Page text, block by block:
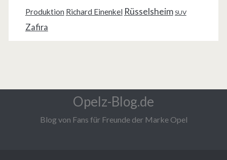
Produktion Richard Einenkel Rüsselsheim SUV
Zafira
Opelz-Blog.de
Blog von Fans für Freunde der Marke Opel